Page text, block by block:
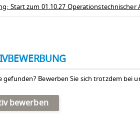
Start zum 01.10.27
gefunden? Bewerben Sie sich trotzdem bei
bewerben